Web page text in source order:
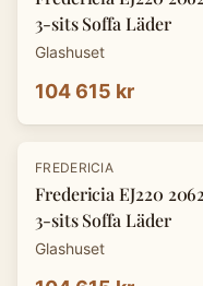
3-sits Soffa Läder
Glashuset
104 615 kr
FREDERICIA
Fredericia EJ220
3-sits Soffa Läder
Glashuset